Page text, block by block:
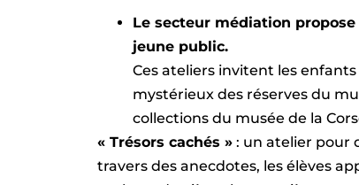
Le secteur médiation
jeune public.
Ces ateliers invitent les enfants
mystérieux des réserves du
collections du musée de la
« Trésors cachés » : un atelier pour
travers des anecdotes, les élèves